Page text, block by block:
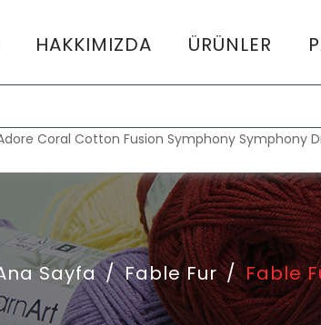
HAKKIMIZDA ÜRÜNLER
Coral Cotton Fusion Symphony Symphony
Sayfa / Fable Fur / Fable